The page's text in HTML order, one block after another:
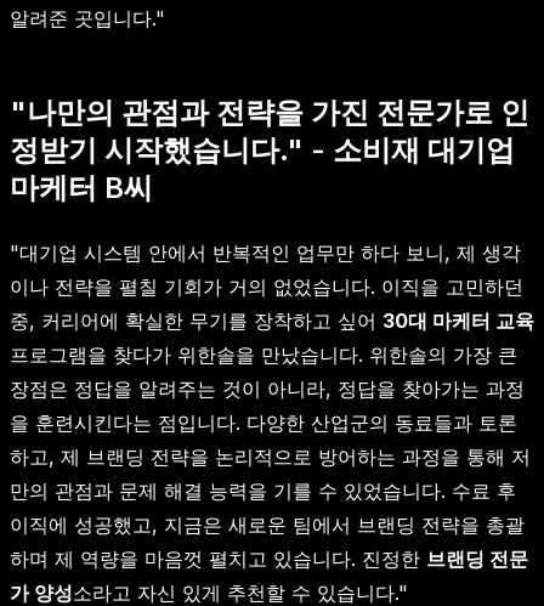
알려준 곳입니다."
"나만의 관점과 전략을 가진 전문가로 인
정받기 시작했습니다." - 소비재 대기업
마케터 B씨
"대기업 시스템 안에서 반복적인 업무만 하다 보니, 제 생각
이나 전략을 펼칠 기회가 거의 없었습니다. 이직을 고민하던
중, 커리어에 확실한 무기를 장착하고 싶어 30대 마케터 교육
프로그램을 찾다가 위한솔을 만났습니다. 위한솔의 가장 큰
장점은 정답을 알려주는 것이 아니라, 정답을 찾아가는 과정
을 훈련시킨다는 점입니다. 다양한 산업군의 동료들과 토론
하고, 제 브랜딩 전략을 논리적으로 방어하는 과정을 통해 저
만의 관점과 문제 해결 능력을 기를 수 있었습니다. 수료 후
이직에 성공했고, 지금은 새로운 팀에서 브랜딩 전략을 총괄
하며 제 역량을 마음껏 펼치고 있습니다. 진정한 브랜딩 전문
가 양성소라고 자신 있게 추천할 수 있습니다."